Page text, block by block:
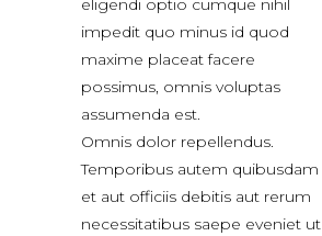
eligendi optio cumque nihil
impedit quo minus id quod
maxime placeat facere
possimus, omnis voluptas
assumenda est.
Omnis dolor repellendus.
Temporibus autem quibusdam
et aut officiis debitis aut rerum
necessitatibus saepe eveniet ut